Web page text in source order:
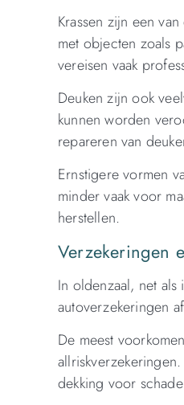
Krassen zijn een
met objecten zoals
vereisen vaak
Deuken zijn ook
kunnen worden
repareren van
Ernstigere vormen
minder vaak voor
herstellen.
Verzekeringen
In oldenzaal, net
autoverzekeringen
De meest
dekking voor